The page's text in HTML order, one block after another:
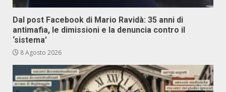
Dal post Facebook di Mario Ravidà: 35 anni di
antimafia, le dimissioni e la denuncia contro il
‘sistema’
8 Agosto 2026